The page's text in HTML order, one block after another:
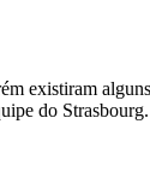
existiram
do